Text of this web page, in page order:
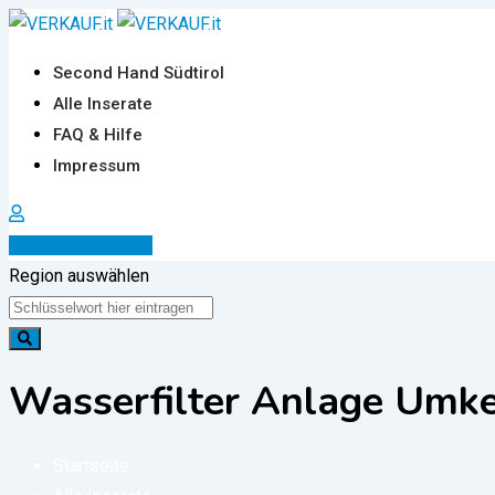
Zum
springen
Second Hand Südtirol
Alle Inserate
FAQ & Hilfe
Impressum
Region auswählen
Wasserfilter Anlage